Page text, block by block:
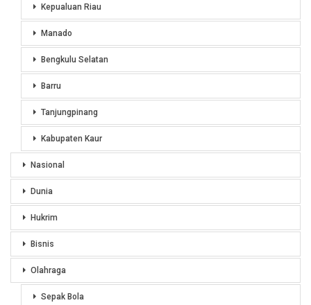
Kepualuan Riau
Manado
Bengkulu Selatan
Barru
Tanjungpinang
Kabupaten Kaur
Nasional
Dunia
Hukrim
Bisnis
Olahraga
Sepak Bola